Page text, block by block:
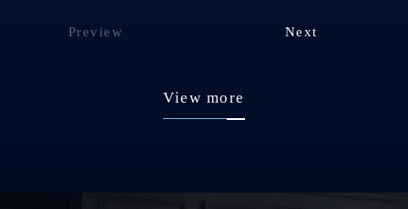
Preview Next
View more